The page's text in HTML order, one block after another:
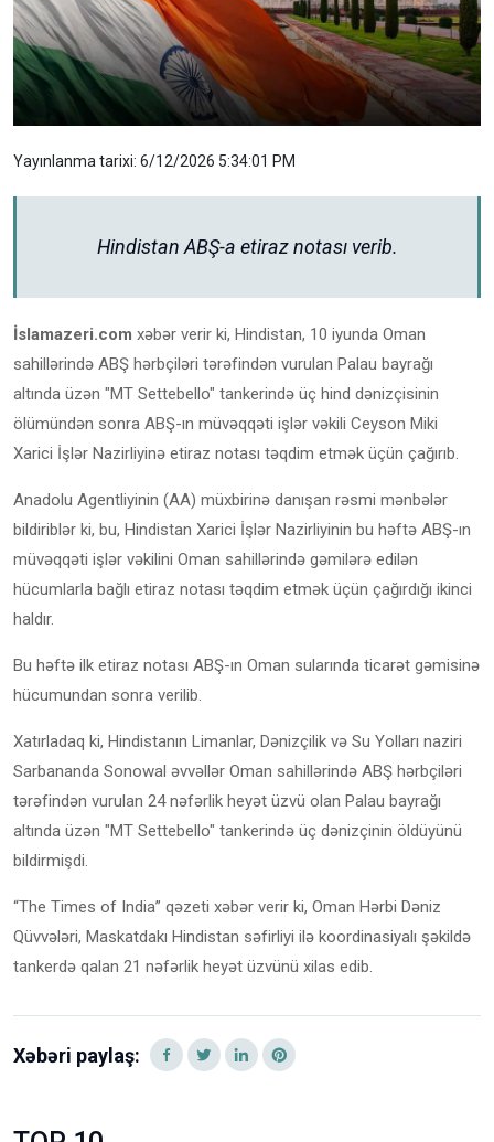
Yayınlanma tarixi: 6/12/2026 5:34:01 PM
Hindistan ABŞ-a etiraz notası verib.
İslamazeri.com xəbər verir ki, Hindistan, 10 iyunda Oman
sahillərində ABŞ hərbçiləri tərəfindən vurulan Palau bayrağı
altında üzən "MT Settebello" tankerində üç hind dənizçisinin
ölümündən sonra ABŞ-ın müvəqqəti işlər vəkili Ceyson Miki
Xarici İşlər Nazirliyinə etiraz notası təqdim etmək üçün çağırıb.
Anadolu Agentliyinin (AA) müxbirinə danışan rəsmi mənbələr
bildiriblər ki, bu, Hindistan Xarici İşlər Nazirliyinin bu həftə ABŞ-ın
müvəqqəti işlər vəkilini Oman sahillərində gəmilərə edilən
hücumlarla bağlı etiraz notası təqdim etmək üçün çağırdığı ikinci
haldır.
Bu həftə ilk etiraz notası ABŞ-ın Oman sularında ticarət gəmisinə
hücumundan sonra verilib.
Xatırladaq ki, Hindistanın Limanlar, Dənizçilik və Su Yolları naziri
Sarbananda Sonowal əvvəllər Oman sahillərində ABŞ hərbçiləri
tərəfindən vurulan 24 nəfərlik heyət üzvü olan Palau bayrağı
altında üzən "MT Settebello" tankerində üç dənizçinin öldüyünü
bildirmişdi.
“The Times of India” qəzeti xəbər verir ki, Oman Hərbi Dəniz
Qüvvələri, Maskatdakı Hindistan səfirliyi ilə koordinasiyalı şəkildə
tankerdə qalan 21 nəfərlik heyət üzvünü xilas edib.
Xəbəri paylaş: